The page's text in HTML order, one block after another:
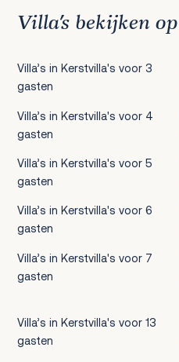
Villa’s bekijken
Villa’s in Kerstvilla's voor 3
gasten
Villa’s in Kerstvilla's voor 4
gasten
Villa’s in Kerstvilla's voor 5
gasten
Villa’s in Kerstvilla's voor 6
gasten
Villa’s in Kerstvilla's voor 7
gasten
Villa’s in Kerstvilla's voor 13
gasten